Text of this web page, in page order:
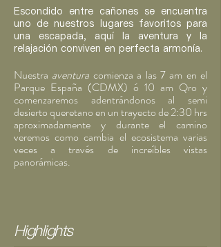
Escondido entre cañones se encuentra
uno de nuestros lugares favoritos para
una escapada, aquí la aventura y la
relajación conviven en perfecta armonía.
Nuestra aventura comienza a las 7 am en el
Parque España (CDMX) ó 10 am Qro y
comenzaremos adentrándonos al semi
desierto queretano en un trayecto de 2:30 hrs
aproximadamente y durante el camino
veremos como cambia el ecosistema varias
veces a través de increíbles vistas
panorámicas.
Highlights